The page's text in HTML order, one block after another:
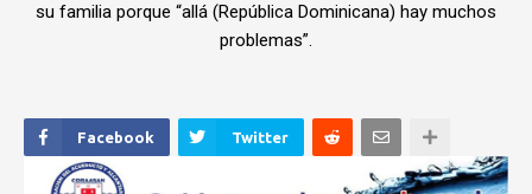
su familia porque “allá (República Dominicana) hay muchos
problemas”.
Facebook Twitter